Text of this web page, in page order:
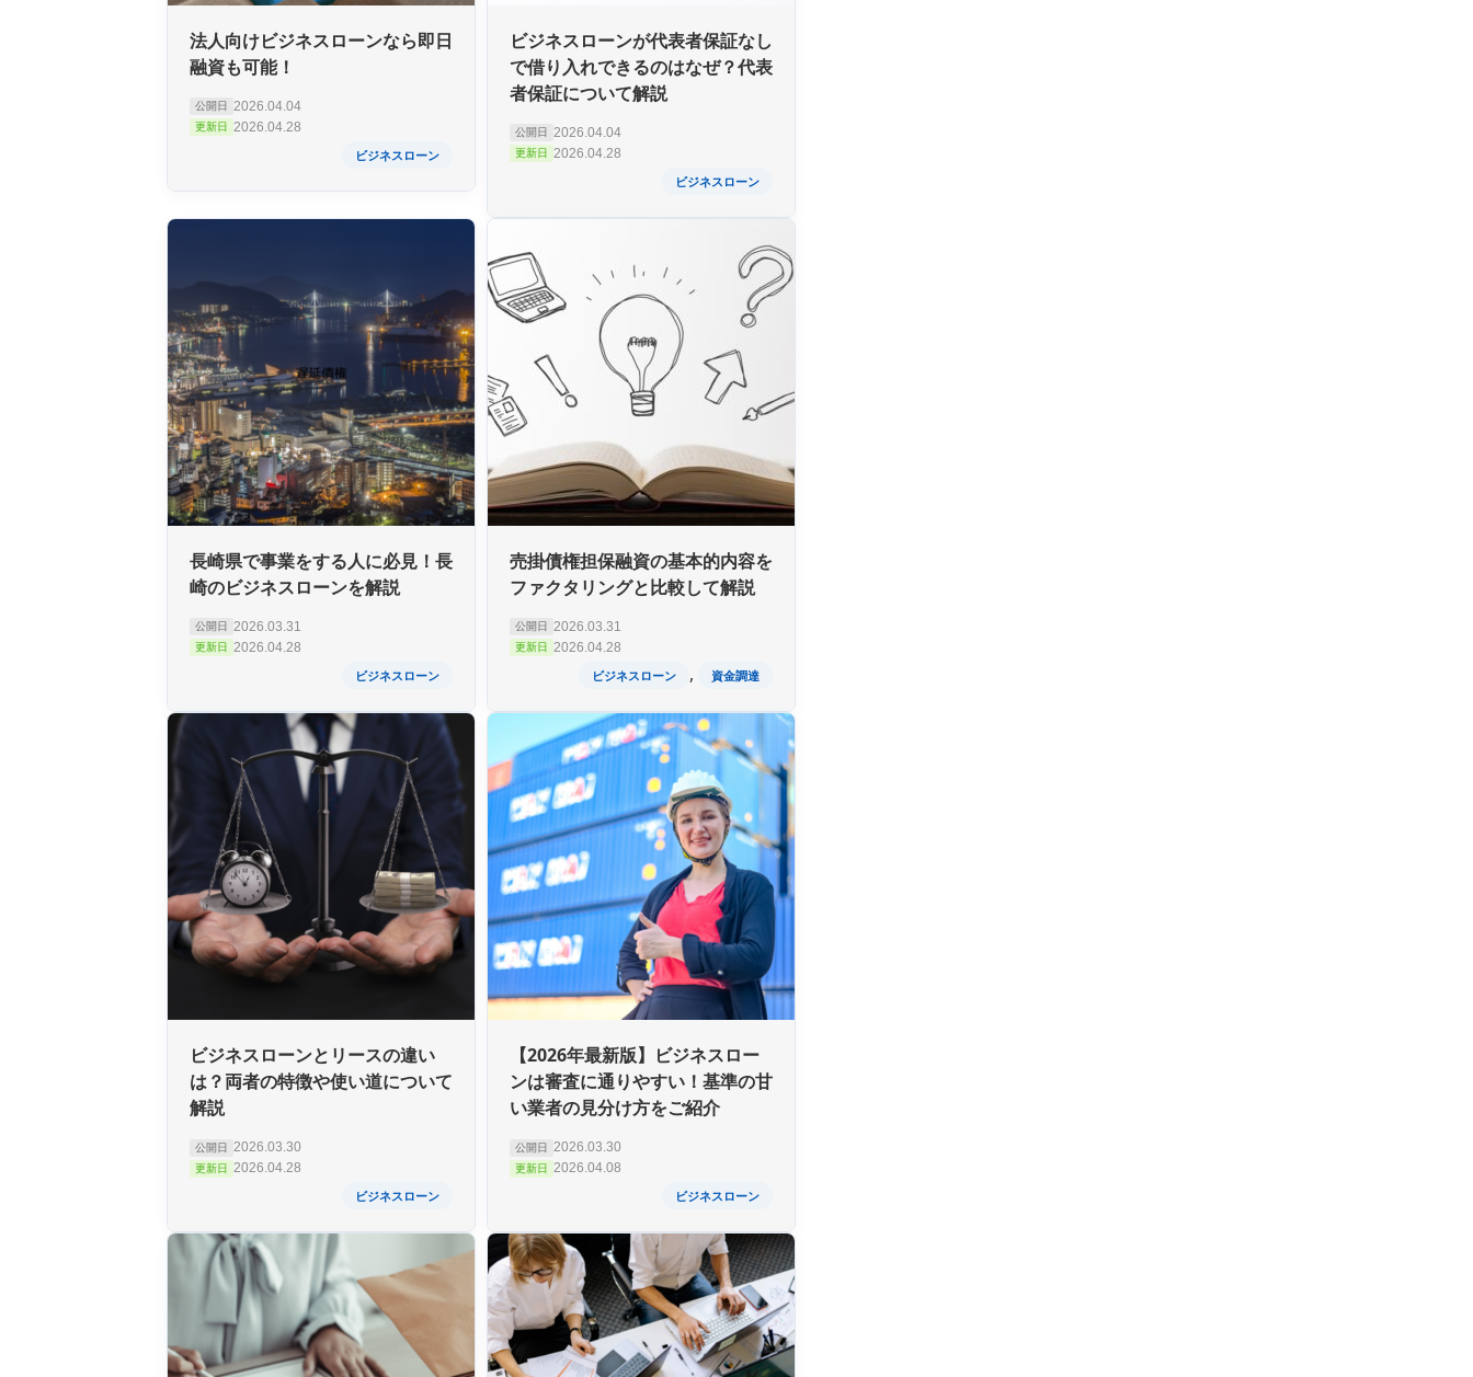
法人向けビジネスローンなら即日
融資も可能！
公開日 2026.04.04
更新日 2026.04.28
ビジネスローン
ビジネスローンが代表者保証なし
で借り入れできるのはなぜ？代表
者保証について解説
公開日 2026.04.04
更新日 2026.04.28
ビジネスローン
長崎県で事業をする人に必見！長
崎のビジネスローンを解説
公開日 2026.03.31
更新日 2026.04.28
ビジネスローン
売掛債権担保融資の基本的内容を
ファクタリングと比較して解説
公開日 2026.03.31
更新日 2026.04.28
ビジネスローン , 資金調達
ビジネスローンとリースの違い
は？両者の特徴や使い道について
解説
公開日 2026.03.30
更新日 2026.04.28
ビジネスローン
【2026年最新版】ビジネスロー
ンは審査に通りやすい！基準の甘
い業者の見分け方をご紹介
公開日 2026.03.30
更新日 2026.04.08
ビジネスローン